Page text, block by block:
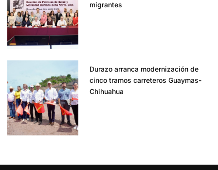
migrantes
Durazo arranca modernización de
cinco tramos carreteros Guaymas-
Chihuahua